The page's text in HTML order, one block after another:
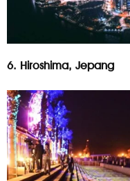
6. Hiroshima, Jepang